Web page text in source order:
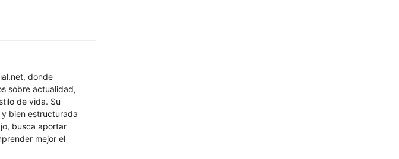
donde
sobre actualidad,
de vida. Su
bien estructurada
busca aportar
mejor el